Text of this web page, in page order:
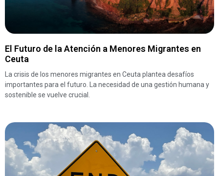
El Futuro de la Atención a Menores Migrantes en
Ceuta
La crisis de los menores migrantes en Ceuta plantea desafíos
importantes para el futuro. La necesidad de una gestión humana y
sostenible se vuelve crucial.